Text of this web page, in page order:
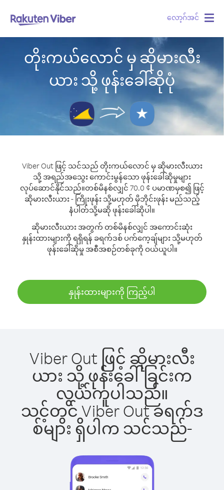
လော့ဂ်အင်
တိုးကယ်လောင် မှ ဆိုမားလီး
ယား သို့ ဖုန်းခေါ်ဆိုပုံ
Viber Out ဖြင့် သင်သည် တိုးကယ်လောင် မှ ဆိုမားလီးယား
သို့ အရည်အသွေး ကောင်းမွန်သော ဖုန်းခေါ်ဆိုမှုများ
လုပ်ဆောင်နိုင်သည်။တစ်မိနစ်လျှင် 70.0 ¢ ပမာဏမှစ၍ ဖြင့်
ဆိုမားလီးယား - ကြိုးဖုန်း သို့မဟုတ် မိုဘိုင်းဖုန်း မည်သည့်
နံပါတ်သို့မဆို ဖုန်းခေါ်ဆိုပါ။
ဆိုမားလီးယား အတွက် တစ်မိနစ်လျှင် အကောင်းဆုံး
နှုန်းထားများကို ရရှိရန် ခရက်ဒစ် ပက်ကေ့ချ်များ သို့မဟုတ်
ဖုန်းခေါ်ဆိုမှု အစီအစဉ်တစ်ခုကို ဝယ်ယူပါ။
နှုန်းထားများကို ကြည့်ပါ
Viber Out ဖြင့် ဆိုမားလီး
ယား သို့ ဖုန်းခေါ်ခြင်းက
လွယ်ကူပါသည်။
သင့်တွင် Viber Out ခရက်ဒ
စ်များ ရှိပါက သင်သည်-